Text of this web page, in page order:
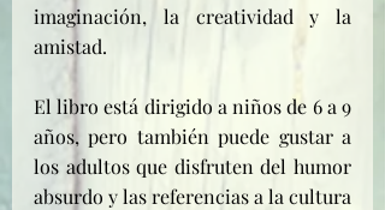
imaginación, la creatividad y la
amistad.
El libro está dirigido a niños de 6 a 9
años, pero también puede gustar a
los adultos que disfruten del humor
absurdo y las referencias a la cultura